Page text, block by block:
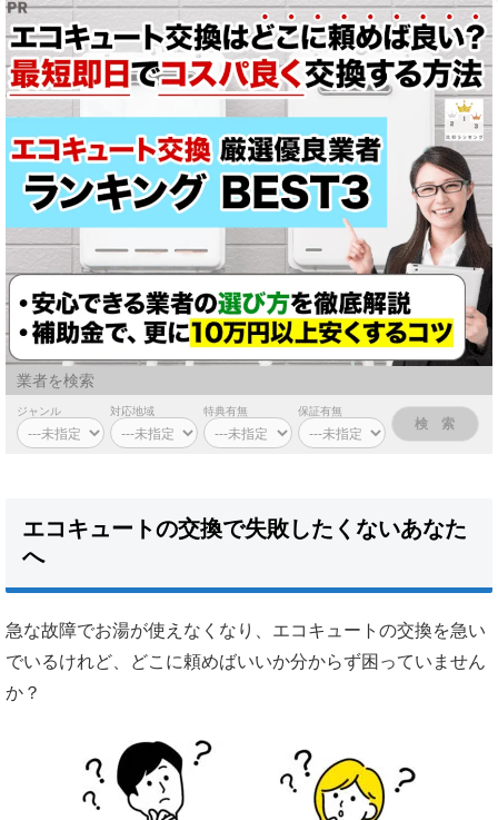
業者を検索
ジャンル 対応地域 特典有無 保証有無
エコキュートの交換で失敗したくないあなた
へ
急な故障でお湯が使えなくなり、エコキュートの交換を急い
でいるけれど、どこに頼めばいいか分からず困っていません
か？